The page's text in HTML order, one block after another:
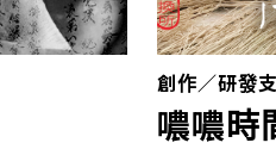
創作／研發
噥噥時